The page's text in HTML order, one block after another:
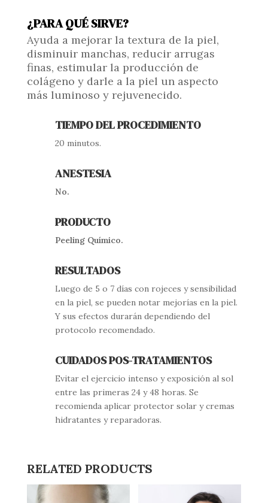
¿PARA QUÉ SIRVE?
Ayuda a mejorar la textura de la piel,
disminuir manchas, reducir arrugas
finas, estimular la producción de
colágeno y darle a la piel un aspecto
más luminoso y rejuvenecido.
TIEMPO DEL PROCEDIMIENTO
20 minutos.
ANESTESIA
No.
PRODUCTO
Peeling Químico.
RESULTADOS
Luego de 5 o 7 días con rojeces ysensibilidad
en la piel, se pueden notar mejorías en la piel.
Y sus efectos durarán dependiendo del
protocolo recomendado.
CUIDADOS POS-TRATAMIENTOS
Evitar el ejercicio intenso y exposición al sol
entre las primeras 24 y 48 horas. Se
recomienda aplicar protector solar y cremas
hidratantes y reparadoras.
RELATED PRODUCTS